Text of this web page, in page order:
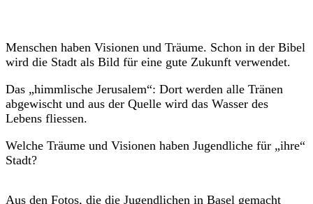
Menschen haben Visionen und Träume. Schon in der Bibel
wird die Stadt als Bild für eine gute Zukunft verwendet.
Das „himmlische Jerusalem“: Dort werden alle Tränen
abgewischt und aus der Quelle wird das Wasser des
Lebens fliessen.
Welche Träume und Visionen haben Jugendliche für „ihre“
Stadt?
Aus den Fotos, die die Jugendlichen in Basel gemacht